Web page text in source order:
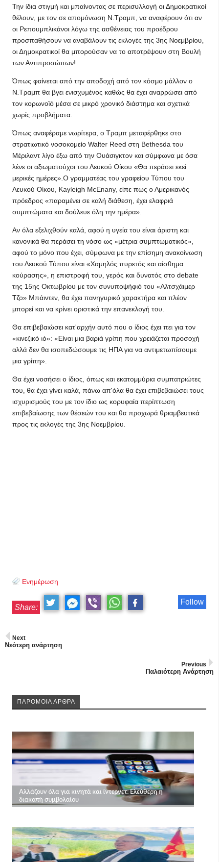
Την ίδια στιγμή και μπαίνοντας σε περισυλλογή οι Δημοκρατικοί
θέλουν, με τον σε απομόνωση Ν.Τραμπ, να αναφέρουν ότι αν
οι Ρεπουμπλικάνοι λόγω της ασθένειας του προέδρου
προσπαθήσουν να αναβάλουν τις εκλογές της 3ης Νοεμβρίου,
οι Δημοκρατικοί θα μπορούσαν να το αποτρέψουν στη Βουλή
των Αντιπροσώπων!
Όπως φαίνεται από την αποδοχή από τον κόσμο μάλλον ο
Ν.Τραμπ θα βγει ενισχυμένος καθώς θα έχει αναρρώσει από
τον κορωνοϊό μέσα σε μικρό χρονικό διάστημα και σχετικά
χωρίς προβλήματα.
Όπως αναφέραμε νωρίτερα, ο Τραμπ μεταφέρθηκε στο
στρατιωτικό νοσοκομείο Walter Reed στη Bethesda του
Μέριλαντ λίγο έξω από την Ουάσιγκτον και σύμφωνα με όσα
λένε οι αξιωματούχοι του Λευκού Οίκου «Θα περάσει εκεί
μερικές ημέρες».Ο γραμματέας του γραφείου Τύπου του
Λευκού Οίκου, Kayleigh McEnany, είπε πως ο Αμερικανός
πρόεδρος «παραμένει σε καλή διάθεση, έχει ελαφριά
συμπτώματα και δούλευε όλη την ημέρα».
Αν όλα εξελιχθούν καλά, αφού η υγεία του είναι άριστη και
κανονικά θα περάσει τη νόσο ως «μέτρια συμπτωματικός»,
αφού το μόνο που έχει, σύμφωνα με την επίσημη ανακοίνωση
του Λευκού Τύπου είναι «Χαμηλός πυρετός και αίσθημα
κούρασης», η επιστροφή του, γερός και δυνατός στο debate
της 15ης Οκτωβρίου με τον συνυποψήφιό του «Αλτσχάιμερ
Τζο» Μπάιντεν, θα έχει πανηγυρικό χαρακτήρα και πλέον
μπορεί και να κρίνει οριστικά την επανεκλογή του.
Θα επιβεβαιώσει κατ'αρχήν αυτό που ο ίδιος έχει πει για τον
«κινεζικό ιό»: «Είναι μια βαριά γρίπη που χρειάζεται προσοχή
αλλά δεν θα ισοπεδώσουμε τις ΗΠΑ για να αντιμετωπίσουμε
μια γρίπη».
Θα έχει νοσήσει ο ίδιος, όπως και εκατομμύρια συμπατριώτες
του, θα έχει γίνει καλά, πάνω απ'όλα θα έχει επιβεβαιώσει τους
ισχυρισμούς του με τον ίδιο ως κορυφαία περίπτωση
επιβεβαίωσης των θέσεών του και θα προχωρά θριαμβευτικά
προς τις εκλογές της 3ης Νοεμβρίου.
Ενημέρωση
Follow
Share:
Next
Νεότερη ανάρτηση
Previous
Παλαιότερη Ανάρτηση
ΠΑΡΟΜΟΙΑ ΑΡΘΡΑ